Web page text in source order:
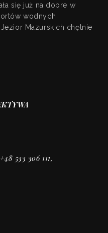
się już na dobre w
wodnych
Mazurskich chętnie
533 306 111,